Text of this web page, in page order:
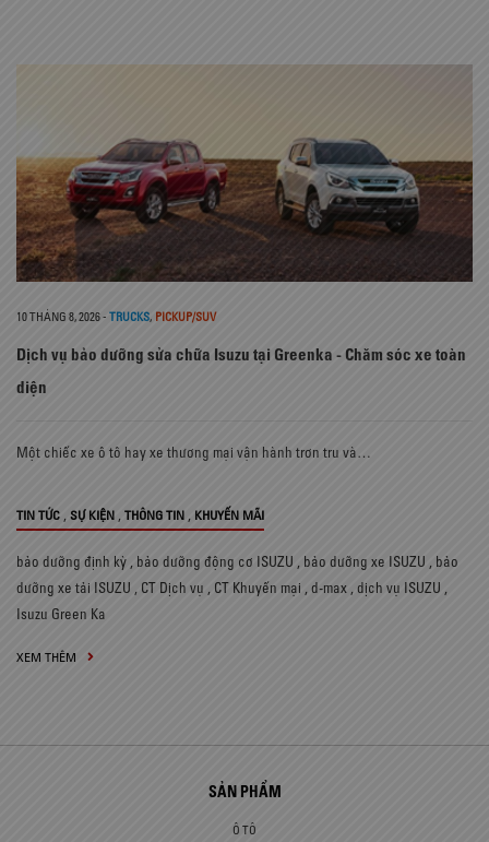
10 THÁNG 8, 2026- TRUCKS, PICKUP/SUV
Dịch vụ bảo dưỡng sửa chữa Isuzu tại Greenka - Chăm sóc xe toàn
diện
Một chiếc xe ô tô hay xe thương mại vận hành trơn tru và…
TIN TỨC SỰ KIỆN THÔNG TIN KHUYẾN MÃI
bảo dưỡng định kỳ bảo dưỡng động cơ ISUZU bảo dưỡng xe ISUZU
bảo
dưỡng xe tải ISUZU
CT Dịch vụ CT Khuyến mại d-max dịch vụ ISUZU
Isuzu Green Ka
XEM THÊM
SẢN PHẨM
Ô TÔ